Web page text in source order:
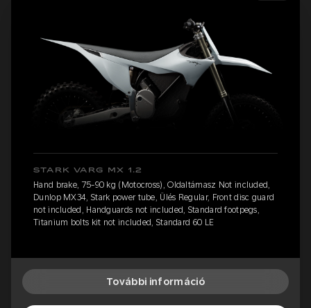
STARK VARG MX 1.2
Hand brake, 75-90 kg (Motocross), Oldaltámasz Not included,
Dunlop MX34, Stark power tube, Ülés Regular, Front disc guard
not included, Handguards not included, Standard footpegs,
Titanium bolts kit not included, Standard 60 LE
További információ